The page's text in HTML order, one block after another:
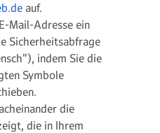
auf.
Mail-Adresse ein
Sicherheitsabfrage
indem Sie die
Symbole
die
die in Ihrem